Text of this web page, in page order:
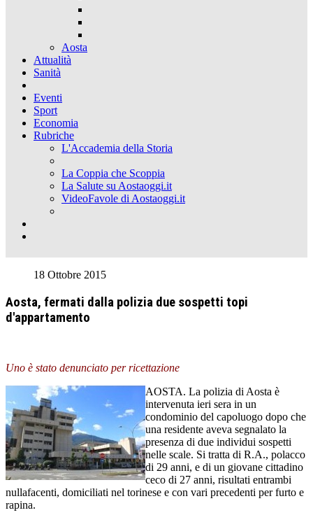
Aosta
Attualità
Sanità
Eventi
Sport
Economia
Rubriche
L'Accademia della Storia
La Coppia che Scoppia
La Salute su Aostaoggi.it
VideoFavole di Aostaoggi.it
18 Ottobre 2015
Aosta, fermati dalla polizia due sospetti topi
d'appartamento
Uno è stato denunciato per ricettazione
AOSTA. La polizia di Aosta è
intervenuta ieri sera in un
condominio del capoluogo dopo che
una residente aveva segnalato la
presenza di due individui sospetti
nelle scale. Si tratta di R.A., polacco
di 29 anni, e di un giovane cittadino
ceco di 27 anni, risultati entrambi
nullafacenti, domiciliati nel torinese e con vari precedenti per furto e
rapina.